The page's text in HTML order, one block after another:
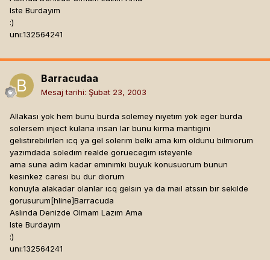
Iste Burdayım
:)
unı:132564241
Barracudaa
Mesaj tarihi: Şubat 23, 2003
Allakası yok hem bunu burda solemey nıyetım yok eger burda
solersem ınject kulana ınsan lar bunu kırma mantıgını
gelıstırebılırlen ıcq ya gel solerım belkı ama kım oldunu bılmıorum
yazımdada soledım realde goruecegım ısteyenle
ama suna adım kadar emınımkı buyuk konusuorum bunun
kesınkez caresı bu dur dıorum
konuyla alakadar olanlar ıcq gelsın ya da maıl atssın bır sekılde
gorusurum[hline]Barracuda
Aslında Denizde Olmam Lazım Ama
Iste Burdayım
:)
unı:132564241